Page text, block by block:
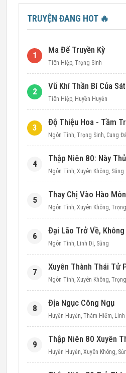
TRUYỆN ĐANG HOT 🔥
1
Ma Đế Truyền Kỳ
Tiên Hiệp, Trọng Sinh
2
Vũ Khí Thần Bí Của
Tiên Hiệp, Huyền Huyễn
3
Ngôn Tình, Trọng Sinh, Cung
4
Ngôn Tình, Xuyên Không, Sủng
5
Ngôn Tình, Xuyên Không,
6
Ngôn Tình, Linh Dị, Sủng
7
Xuyên Thành Thái Tử
Ngôn Tình, Xuyên Không,
8
Địa Ngục Công Ngụ
Huyền Huyễn, Thám Hiểm, Linh
9
Thập Niên 80 Xuyên
Huyền Huyễn, Xuyên Không,